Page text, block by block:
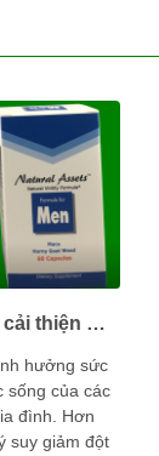
Formula For Men có cải thiện mãn dục sớm ở nam giới được không?
hưởng sức
sống của các
đình. Hơn
suy giảm đột